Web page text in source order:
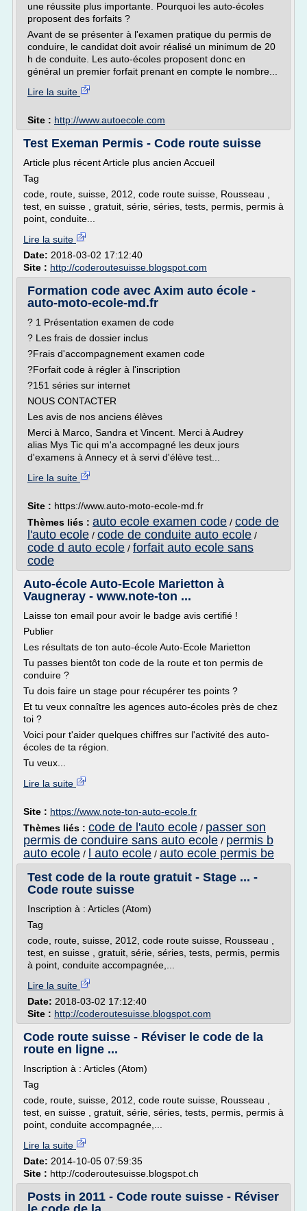
une réussite plus importante. Pourquoi les auto-écoles
proposent des forfaits ?
Avant de se présenter à l'examen pratique du permis de
conduire, le candidat doit avoir réalisé un minimum de 20
h de conduite. Les auto-écoles proposent donc en
général un premier forfait prenant en compte le nombre...
Lire la suite
Site : http://www.autoecole.com
Test Exeman Permis - Code route suisse
Article plus récent Article plus ancien Accueil
Tag
code, route, suisse, 2012, code route suisse, Rousseau ,
test, en suisse , gratuit, série, séries, tests, permis, permis à
point, conduite...
Lire la suite
Date: 2018-03-02 17:12:40
Site : http://coderoutesuisse.blogspot.com
Formation code avec Axim auto école -
auto-moto-ecole-md.fr
? 1 Présentation examen de code
? Les frais de dossier inclus
?Frais d'accompagnement examen code
?Forfait code à régler à l'inscription
?151 séries sur internet
NOUS CONTACTER
Les avis de nos anciens élèves
Merci à Marco, Sandra et Vincent. Merci à Audrey
alias Mys Tic qui m'a accompagné les deux jours
d'examens à Annecy et à servi d'élève test...
Lire la suite
Site : https://www.auto-moto-ecole-md.fr
Thèmes liés : auto ecole examen code / code de
l'auto ecole / code de conduite auto ecole /
code d auto ecole / forfait auto ecole sans
code
Auto-école Auto-Ecole Marietton à
Vaugneray - www.note-ton ...
Laisse ton email pour avoir le badge avis certifié !
Publier
Les résultats de ton auto-école Auto-Ecole Marietton
Tu passes bientôt ton code de la route et ton permis de
conduire ?
Tu dois faire un stage pour récupérer tes points ?
Et tu veux connaître les agences auto-écoles près de chez
toi ?
Voici pour t'aider quelques chiffres sur l'activité des auto-
écoles de ta région.
Tu veux...
Lire la suite
Site : https://www.note-ton-auto-ecole.fr
Thèmes liés : code de l'auto ecole / passer son
permis de conduire sans auto ecole / permis b
auto ecole / l auto ecole / auto ecole permis be
Test code de la route gratuit - Stage ... -
Code route suisse
Inscription à : Articles (Atom)
Tag
code, route, suisse, 2012, code route suisse, Rousseau ,
test, en suisse , gratuit, série, séries, tests, permis, permis
à point, conduite accompagnée,...
Lire la suite
Date: 2018-03-02 17:12:40
Site : http://coderoutesuisse.blogspot.com
Code route suisse - Réviser le code de la
route en ligne ...
Inscription à : Articles (Atom)
Tag
code, route, suisse, 2012, code route suisse, Rousseau ,
test, en suisse , gratuit, série, séries, tests, permis, permis à
point, conduite accompagnée,...
Lire la suite
Date: 2014-10-05 07:59:35
Site : http://coderoutesuisse.blogspot.ch
Posts in 2011 - Code route suisse - Réviser